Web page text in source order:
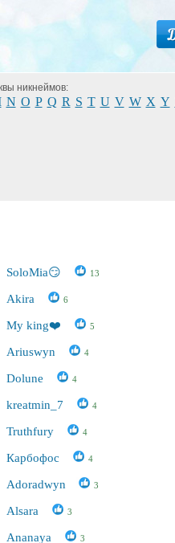
никнеймов:
N O P Q R S T U V W X Y
SoloMia😏 13
Akira 6
My king❤️ 5
Ariuswyn 4
Dolune 4
kreatmin_7 4
Truthfury 4
Карбофос 4
Adoradwyn 3
Alsara 3
Ananaya 3